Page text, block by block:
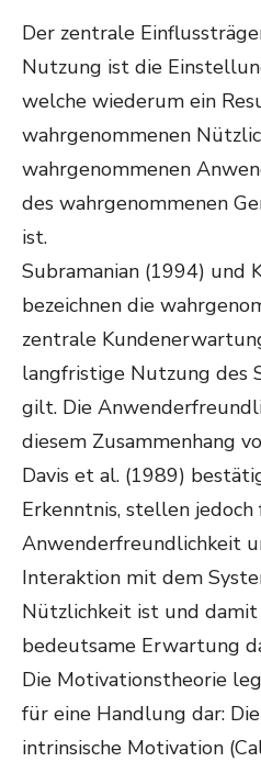
Der zentrale
Nutzung ist die
welche wiederum ein
wahrgenommenen
wahrgenommenen
des wahrgenommenen
ist.
Subramanian (1994) und
bezeichnen die
zentrale
langfristige Nutzung des
gilt. Die
diesem Zusammenhang
Davis et al. (1989)
Erkenntnis, stellen jedoch
Anwenderfreundlichkeit
Interaktion mit dem
Nützlichkeit ist und
bedeutsame Erwartung
Die Motivationstheorie
für eine Handlung dar:
intrinsische Motivation